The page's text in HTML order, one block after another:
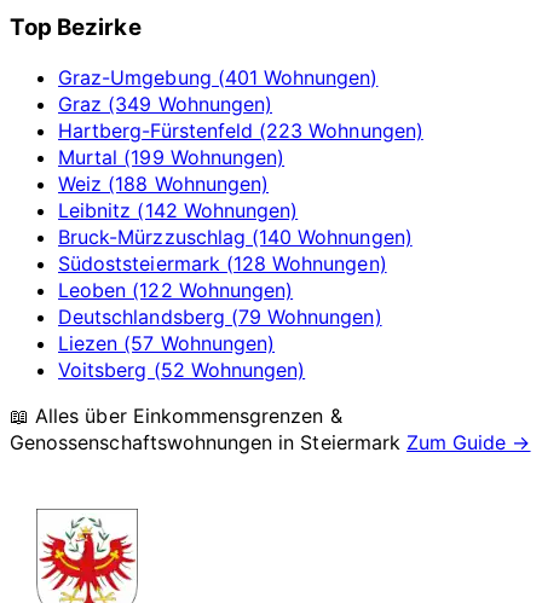
Top Bezirke
Graz-Umgebung (401 Wohnungen)
Graz (349 Wohnungen)
Hartberg-Fürstenfeld (223 Wohnungen)
Murtal (199 Wohnungen)
Weiz (188 Wohnungen)
Leibnitz (142 Wohnungen)
Bruck-Mürzzuschlag (140 Wohnungen)
Südoststeiermark (128 Wohnungen)
Leoben (122 Wohnungen)
Deutschlandsberg (79 Wohnungen)
Liezen (57 Wohnungen)
Voitsberg (52 Wohnungen)
📖 Alles über Einkommensgrenzen &
Genossenschaftswohnungen in Steiermark Zum Guide →